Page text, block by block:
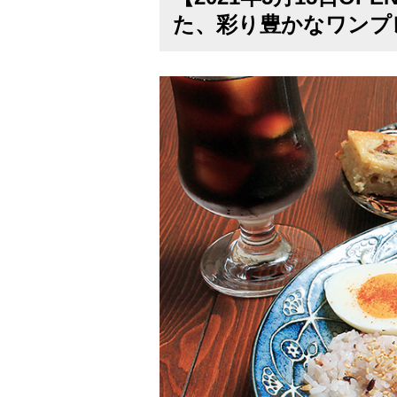
た、彩り豊かなワン